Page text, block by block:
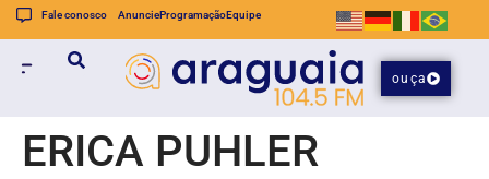
Fale conosco AnuncieProgramaçãoEquipe
ouça
ERICA PUHLER